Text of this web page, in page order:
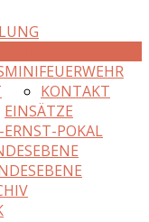
MINIFEUERWEHR
KONTAKT
EINSÄTZE
POKAL